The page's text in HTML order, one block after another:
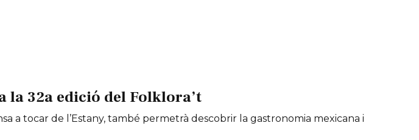
la 32a edició del Folklora’t
a tocar de l’Estany, també permetrà descobrir la gastronomia mexicana i